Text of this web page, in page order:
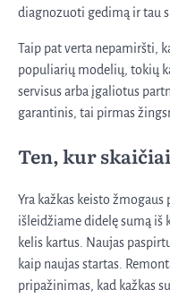
diagnozuoti gedimą ir tau
Taip pat verta nepamiršti,
populiarių modelių, tokių
servisus arba įgaliotus
garantinis, tai pirmas
Ten, kur
Yra kažkas keisto
išleidžiame didelę sumą iš
kelis kartus. Naujas
kaip naujas startas.
pripažinimas, kad kažkas